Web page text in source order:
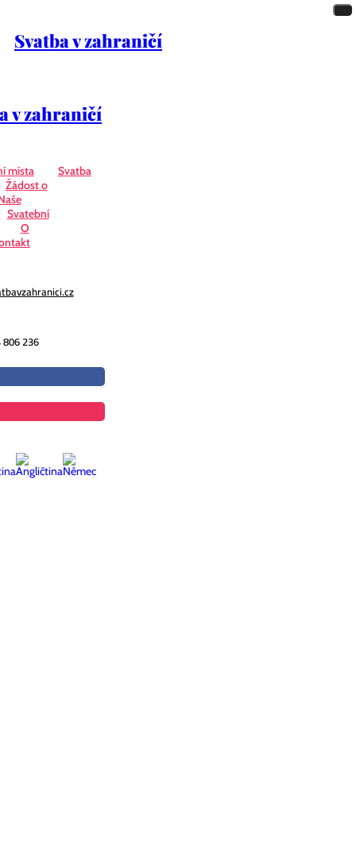
Svatba v zahraničí
v zahraničí
místa
Svatba
Žádost o
Svatební
O
236